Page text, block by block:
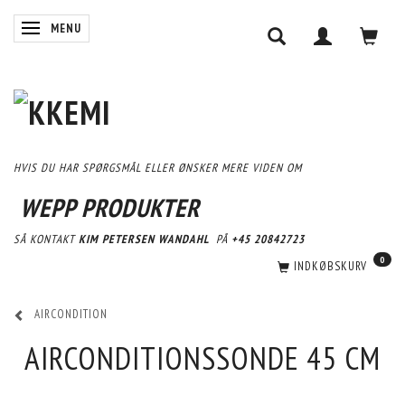
SKIFTE NAVIGATION
MENU
HVIS DU HAR SPØRGSMÅL ELLER ØNSKER MERE VIDEN OM
WEPP PRODUKTER
SÅ KONTAKTKIM PETERSEN WANDAHL PÅ +45 20842723
INDKØBSKURV
0
AIRCONDITION
AIRCONDITIONSSONDE 45 CM